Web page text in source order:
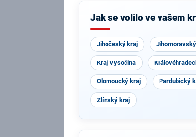
Jak se volilo ve vašem
Jihočeský kraj
Kraj Vysočina
Olomoucký kraj Pardubický
Zlínský kraj